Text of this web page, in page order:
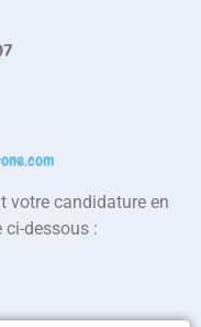
votre candidature en
dessous :